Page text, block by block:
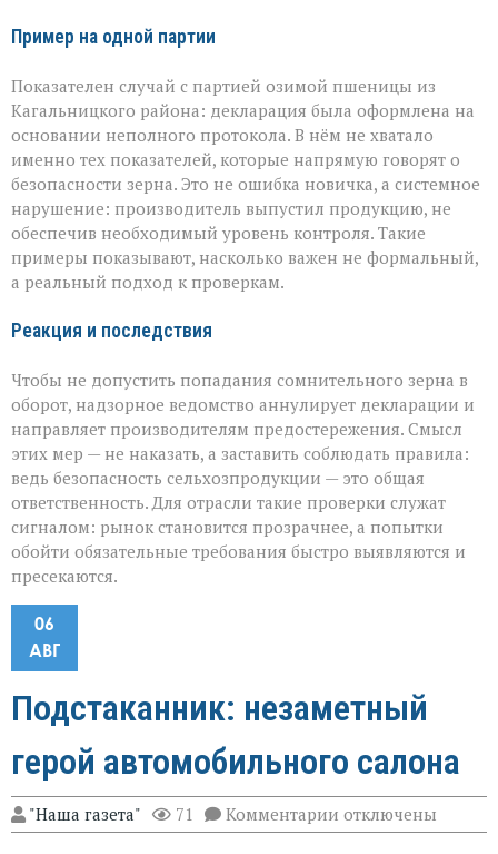
Пример на одной партии
Показателен случай с партией озимой пшеницы из
Кагальницкого района: декларация была оформлена на
основании неполного протокола. В нём не хватало
именно тех показателей, которые напрямую говорят о
безопасности зерна. Это не ошибка новичка, а системное
нарушение: производитель выпустил продукцию, не
обеспечив необходимый уровень контроля. Такие
примеры показывают, насколько важен не формальный,
а реальный подход к проверкам.
Реакция и последствия
Чтобы не допустить попадания сомнительного зерна в
оборот, надзорное ведомство аннулирует декларации и
направляет производителям предостережения. Смысл
этих мер — не наказать, а заставить соблюдать правила:
ведь безопасность сельхозпродукции — это общая
ответственность. Для отрасли такие проверки служат
сигналом: рынок становится прозрачнее, а попытки
обойти обязательные требования быстро выявляются и
пресекаются.
06
АВГ
Подстаканник: незаметный
герой автомобильного салона
"Наша газета" 71 Комментарии к
записи
отключены